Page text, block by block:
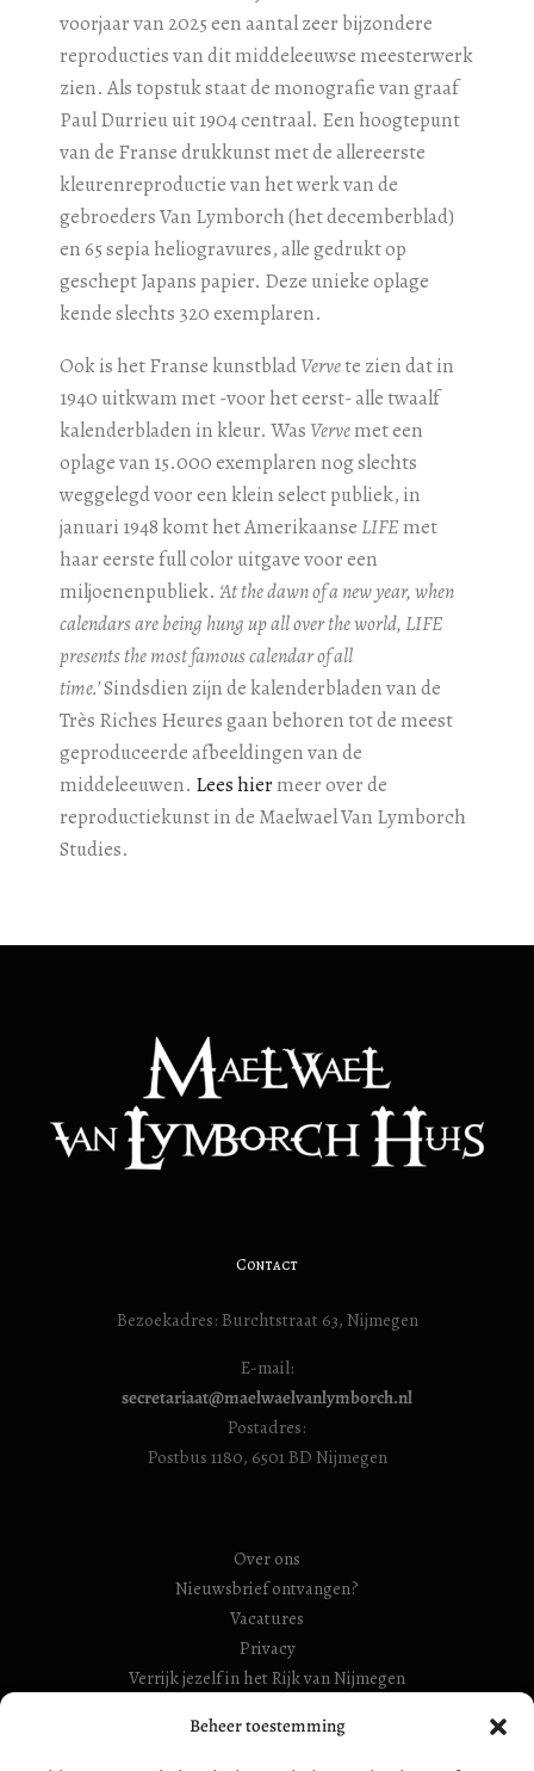
Beheer toestemming
voorjaar van 2025 een aantal zeer bijzondere
reproducties van dit middeleeuwse meesterwerk
zien. Als topstuk staat de monografie van graaf
Paul Durrieu uit 1904 centraal. Een hoogtepunt
van de Franse drukkunst met de allereerste
kleurenreproductie van het werk van de
gebroeders Van Lymborch (het decemberblad)
en 65 sepia heliogravures, alle gedrukt op
geschept Japans papier. Deze unieke oplage
kende slechts 320 exemplaren.
Ook is het Franse kunstbladVervete zien dat in
1940 uitkwam met -voor het eerst- alle twaalf
kalenderbladen in kleur. WasVervemet een
oplage van 15.000 exemplaren nog slechts
weggelegd voor een klein select publiek, in
januari 1948 komt het Amerikaanse LIFE met
haar eerste full color uitgave voor een
miljoenenpubliek. ‘At the dawn of a new year, when
calendars are being hung up all over the world, LIFE
presents the most famous calendar of all
time.’Sindsdien zijn de kalenderbladen van de
Très Riches Heures gaan behoren tot de meest
geproduceerde afbeeldingen van de
middeleeuwen. Lees hier meer over de
reproductiekunst in de Maelwael Van Lymborch
Studies.
Contact
Bezoekadres: Burchtstraat 63, Nijmegen
E-mail:
secretariaat@maelwaelvanlymborch.nl
Postadres:
Postbus 1180, 6501 BD Nijmegen
Over ons
Nieuwsbrief ontvangen?
Vacatures
Privacy
Verrijk jezelf in het Rijk van Nijmegen
RSIN Gebroeders Van Limburg Huis (ook: Maelwael van